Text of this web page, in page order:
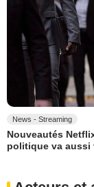
News - Streaming
Nouveautés
politique va aussi